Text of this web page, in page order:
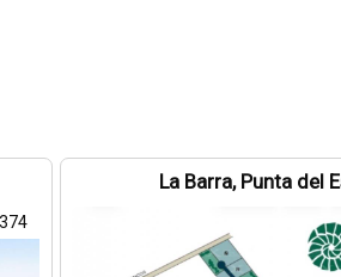
La Barra, Punta del